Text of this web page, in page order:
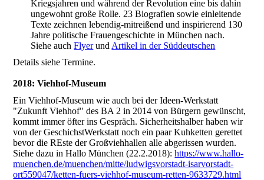
Kriegsjahren und während der Revolution eine bis dahin
ungewohnt große Rolle. 23 Biografien sowie einleitende
Texte zeichnen lebendig-mitreißend und inspirierend 130
Jahre politische Frauengeschichte in München nach.
Siehe auchFlyerund Artikel in der Süddeutschen
Details siehe Termine.
2018: Viehhof-Museum
Ein Viehhof-Museum wie auch bei der Ideen-Werkstatt
"Zukunft Viehhof" des BA 2 in 2014 von Bürgern gewünscht,
kommt immer öfter ins Gespräch. Sicherheitshalber haben wir
von der GeschichstWerkstatt noch ein paar Kuhketten gerettet
bevor die REste der Großviehhallen alle abgerissen wurden.
Siehe dazu in Hallo München (22.2.2018):https://www.hallo-
muenchen.de/muenchen/mitte/ludwigsvorstadt-isarvorstadt-
ort559047/ketten-fuers-viehhof-museum-retten-9633729.html